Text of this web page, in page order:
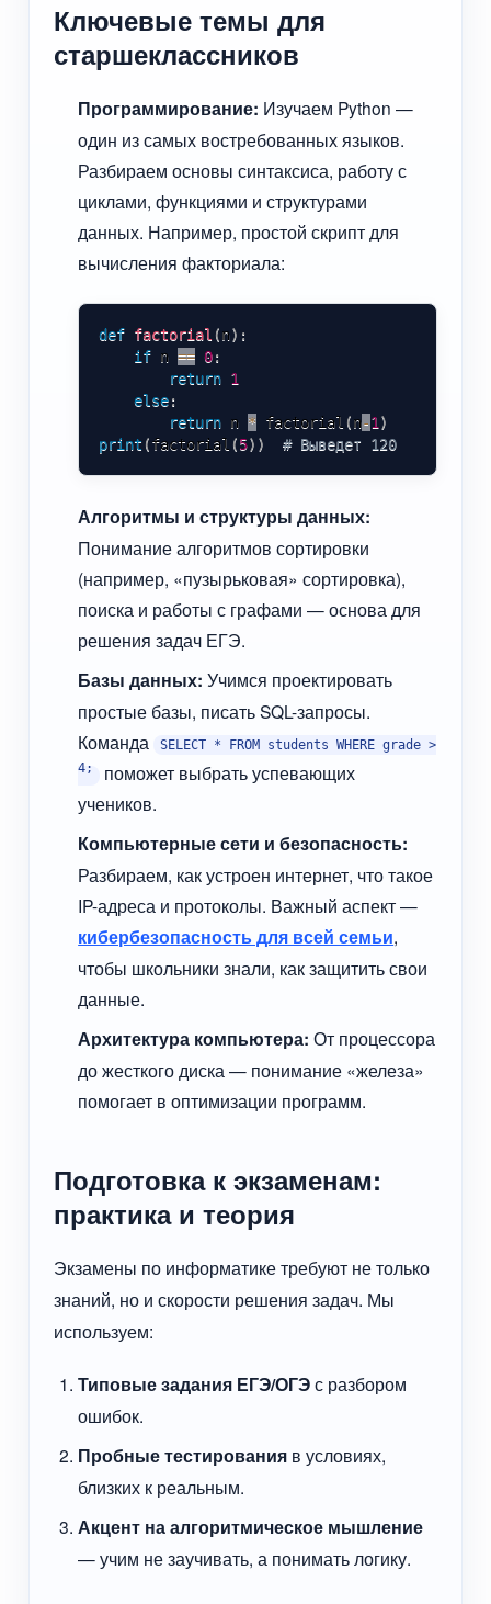
Ключевые темы для
старшеклассников
Программирование: Изучаем Python —
один из самых востребованных языков.
Разбираем основы синтаксиса, работу с
циклами, функциями и структурами
данных. Например, простой скрипт для
вычисления факториала:
def factorial (n) :
if n == 0:
return 1
else:
return n * factorial (n-1 )
print (factorial (5) ) # Выведет 120
Алгоритмы и структуры данных:
Понимание алгоритмов сортировки
(например, «пузырьковая» сортировка),
поиска и работы с графами — основа для
решения задач ЕГЭ.
Базы данных: Учимся проектировать
простые базы, писать SQL-запросы.
Команда
SELECT * FROM students WHERE grade >
4; поможет выбрать успевающих
учеников.
Компьютерные сети и безопасность:
Разбираем, как устроен интернет, что такое
IP-адреса и протоколы. Важный аспект —
кибербезопасность для всей семьи,
чтобы школьники знали, как защитить свои
данные.
Архитектура компьютера: От процессора
до жесткого диска — понимание «железа»
помогает в оптимизации программ.
Подготовка к экзаменам:
практика и теория
Экзамены по информатике требуют не только
знаний, но и скорости решения задач. Мы
используем:
Типовые задания ЕГЭ/ОГЭс разбором
ошибок.
Пробные тестирования в условиях,
близких к реальным.
Акцент на алгоритмическое мышление
— учим не заучивать, а понимать логику.